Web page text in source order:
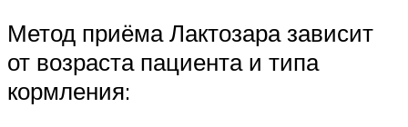
Метод приёма Лактозара зависит
от возраста пациента и типа
кормления: